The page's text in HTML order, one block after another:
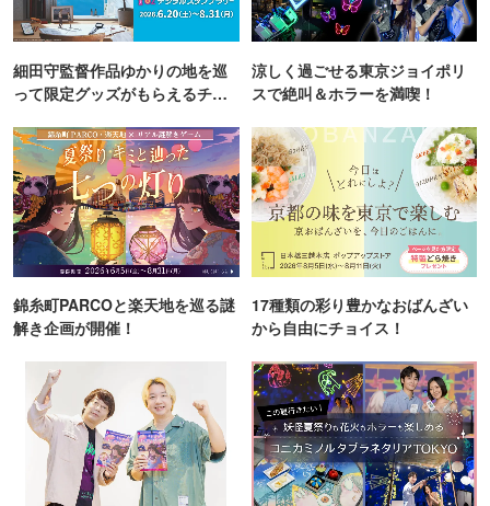
細田守監督作品ゆかりの地を巡
って限定グッズがもらえるチャ
涼しく過ごせる東京ジョイポリ
スで絶叫＆ホラーを満喫！
錦糸町PARCOと楽天地を巡る謎
解き企画が開催！
17種類の彩り豊かなおばんざい
から自由にチョイス！